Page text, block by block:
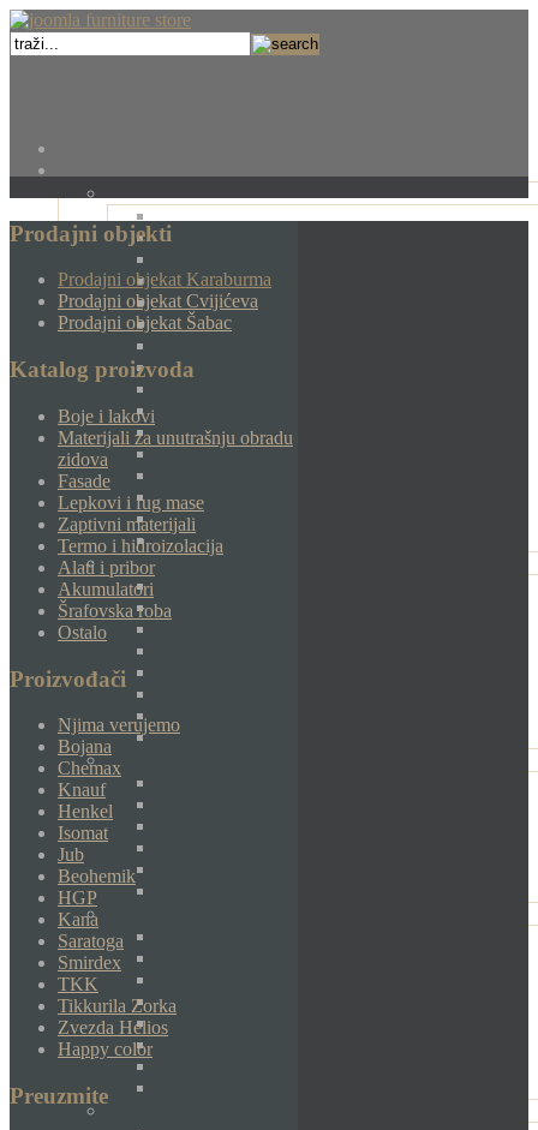
Prodajni objekti
Prodajni objekat Karaburma
Prodajni objekat Cvijićeva
Prodajni objekat Šabac
Katalog proizvoda
Boje i lakovi
Materijali za unutrašnju obradu
zidova
Fasade
Lepkovi i fug mase
Zaptivni materijali
Termo i hidroizolacija
Alati i pribor
Akumulatori
Šrafovska roba
Ostalo
Proizvođači
Njima verujemo
Bojana
Chemax
Knauf
Henkel
Isomat
Jub
Beohemik
HGP
Kana
Saratoga
Smirdex
TKK
Tikkurila Zorka
Zvezda Helios
Happy color
Preuzmite